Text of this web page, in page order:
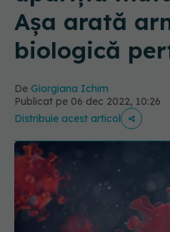
Așa arată
biologică
De Giorgiana Ichim
Publicat pe 06 dec 2022, 10:26
Distribuie acest articol